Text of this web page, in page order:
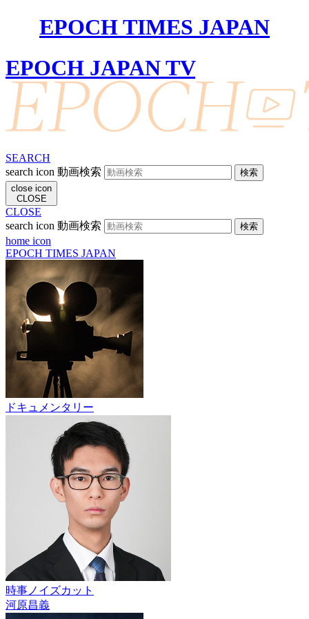
EPOCH TIMES JAPAN
EPOCH JAPAN TV
SEARCH
search icon 動画検索
close icon
CLOSE
CLOSE
search icon 動画検索
home icon
EPOCH TIMES JAPAN
ドキュメンタリー
時事ノイズカット
河原昌義